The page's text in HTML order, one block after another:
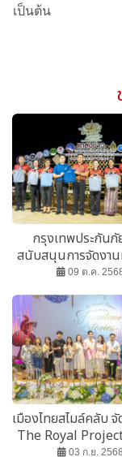
เป็นต้น
กรุงเทพประกันภั
สนับสนุนการจัดงา
ไหลเรือไฟโลกและงา
09 ต.ค.
เมืองไทยสไมล์คลับ
The Royal
03 ก.ย. 2568